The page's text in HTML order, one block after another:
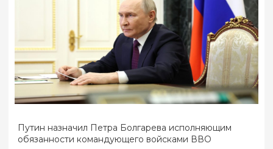
Путин назначил Петра Болгарева исполняющим
обязанности командующего войсками ВВО